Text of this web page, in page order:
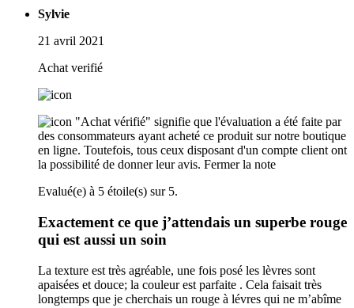
Sylvie
21 avril 2021
Achat verifié
"Achat vérifié" signifie que l'évaluation a été faite par
des consommateurs ayant acheté ce produit sur notre boutique
en ligne. Toutefois, tous ceux disposant d'un compte client ont
la possibilité de donner leur avis. Fermer la note
Evalué(e) à 5 étoile(s) sur 5.
Exactement ce que j’attendais un superbe rouge
qui est aussi un soin
La texture est très agréable, une fois posé les lèvres sont
apaisées et douce; la couleur est parfaite . Cela faisait très
longtemps que je cherchais un rouge à lévres qui ne m’abîme